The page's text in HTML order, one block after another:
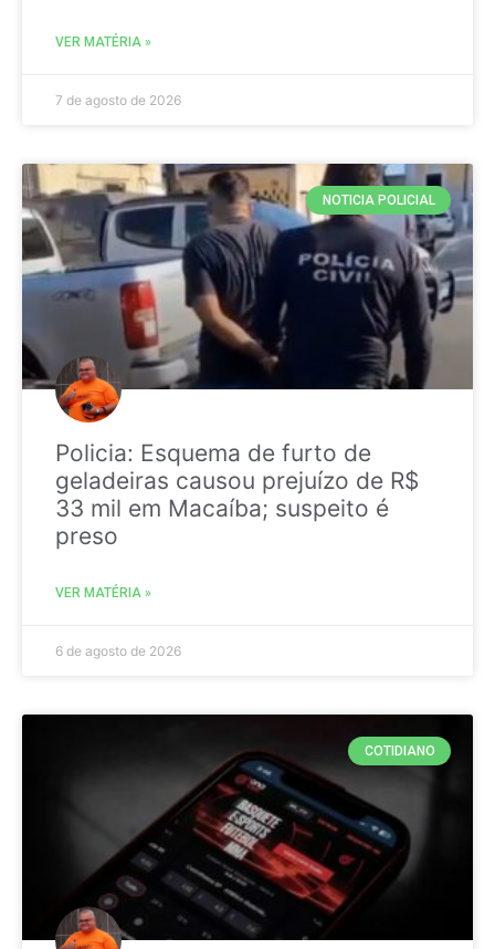
VER MATÉRIA »
7 de agosto de 2026
NOTICIA POLICIAL
Policia: Esquema de furto de
geladeiras causou prejuízo de R$
33 mil em Macaíba; suspeito é
preso
VER MATÉRIA »
6 de agosto de 2026
COTIDIANO